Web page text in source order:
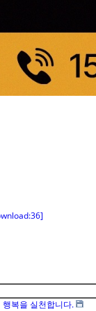
복을 실천합니다.